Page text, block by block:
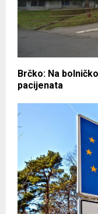
Brčko: Na
pacijenata